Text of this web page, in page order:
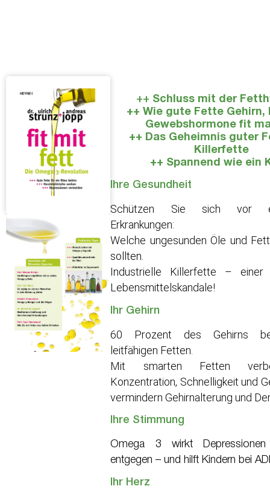
++ Schluss mit der
++ Wie gute Fette Gehirn,
Gewebshormone fit
++ Das Geheimnis guter
Killerfette
++ Spannend wie ein
Ihre Gesundheit
Schützen Sie sich vor
Erkrankungen:
Welche ungesunden Öle und
sollten.
Industrielle Killerfette –
Lebensmittelskandale!
Ihr Gehirn
60 Prozent des Gehirns
leitfähigen Fetten.
Mit smarten Fetten
Konzentration, Schnelligkeit und
vermindern Gehirnalterung und
Ihre Stimmung
Omega 3 wirkt
entgegen – und hilft Kindern bei
Ihr Herz